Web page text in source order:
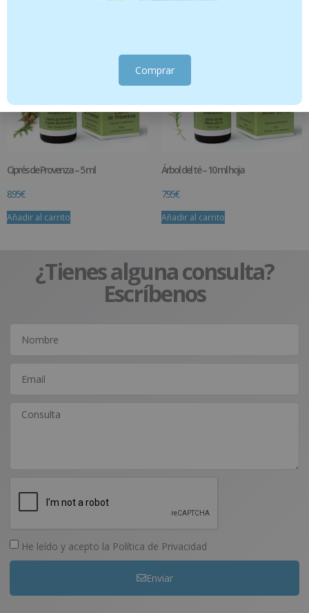
Ciprés de Provenza – 5 ml
8.95€
Añadir al carrito
Árbol del té – 10 ml hoja
7.95€
Añadir al carrito
¿Tienes alguna consulta?
Escríbenos
He leído y acepto la Política de Privacidad
Enviar
Comprar